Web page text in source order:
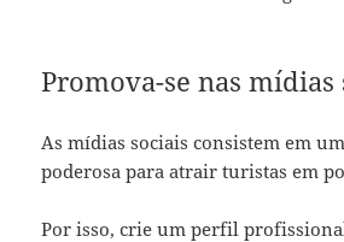
Promova-se nas mídias
As mídias sociais consistem em
poderosa para atrair turistas em
Por isso, crie um perfil